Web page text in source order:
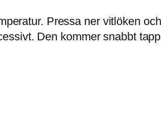
Pressa ner vitlöken
Den kommer snabbt